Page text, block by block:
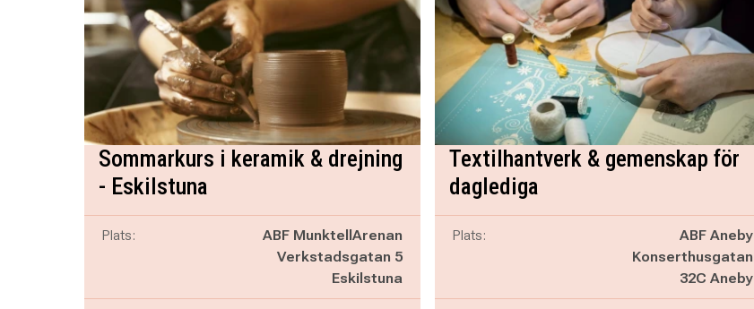
Sommarkurs i keramik & drejning
- Eskilstuna
Plats:
ABF MunktellArenan
Verkstadsgatan 5
Eskilstuna
Textilhantverk & gemenskap för
daglediga
Plats:
ABF Aneby
Konserthusgatan
32C Aneby